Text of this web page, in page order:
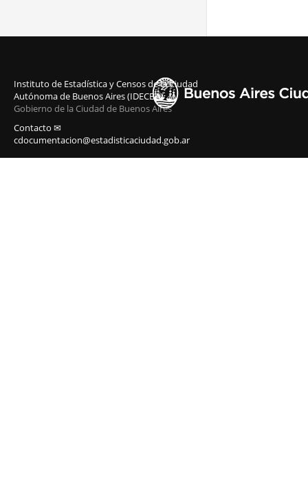
Instituto de Estadística y Censos de la Ciudad
Autónoma de Buenos Aires (IDECBA)
Gobierno de la Ciudad de Buenos Aires
Contacto ✉
cdocumentacion@estadisticaciudad.gob.ar